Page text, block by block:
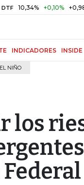
10,34% +0,10% +0,98%
INDICADORES INSIDE
NIÑO
los